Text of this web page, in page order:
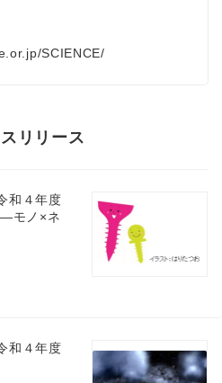
SCIENCE/
リリース
和４年度
モノ×ネ
和４年度